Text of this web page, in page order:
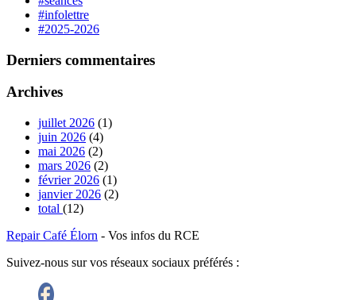
#infolettre
#2025-2026
Derniers commentaires
Archives
juillet 2026 (1)
juin 2026 (4)
mai 2026 (2)
mars 2026 (2)
février 2026 (1)
janvier 2026 (2)
total (12)
Repair Café Élorn - Vos infos du RCE
Suivez-nous sur vos réseaux sociaux préférés :